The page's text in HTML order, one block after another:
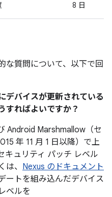
8 日
な質問について、以下で回
デバイスが更新されている
すればよいですか？
Android Marshmallow（セ
年 11 月 1 日以降）で上
キュリティ パッチ レベル
、 Nexus のドキュメント
ートを組み込んだデバイス
ベルを